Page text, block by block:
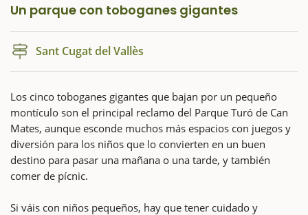
Un parque con toboganes gigantes
Sant Cugat del Vallès
Los cinco toboganes gigantes que bajan por un pequeño
montículo son el principal reclamo del Parque Turó de Can
Mates, aunque esconde muchos más espacios con juegos y
diversión para los niños que lo convierten en un buen
destino para pasar una mañana o una tarde, y también
comer de pícnic.
Si váis con niños pequeños, hay que tener cuidado y